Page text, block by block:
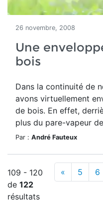
26 novembre, 2008
Une
bois
Dans la continuité de
avons virtuellement
de bois. En effet,
plus du pare-vapeur
Par : André Fauteux
109 - 120
de 122
résultats
« 5 6